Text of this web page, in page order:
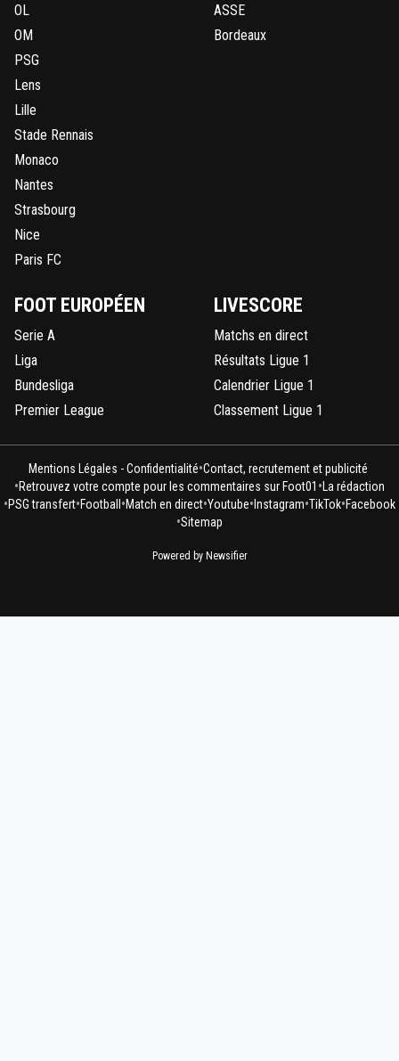
OL
OM
PSG
Lens
Lille
Stade Rennais
Monaco
Nantes
Strasbourg
Nice
Paris FC
ASSE
Bordeaux
FOOT EUROPÉEN
Serie A
Liga
Bundesliga
Premier League
LIVESCORE
Matchs en direct
Résultats Ligue 1
Calendrier Ligue 1
Classement Ligue 1
Mentions Légales - Confidentialité•Contact, recrutement et publicité
•Retrouvez votre compte pour les commentaires sur Foot01 •La rédaction
•PSG transfert•Football •Match en direct•Youtube• Instagram•TikTok•Facebook
•Sitemap
Powered by Newsifier